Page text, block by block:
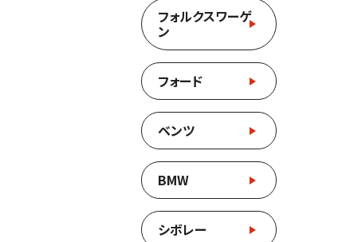
フォルクスワーゲ
ン
フォード
ベンツ
BMW
シボレー